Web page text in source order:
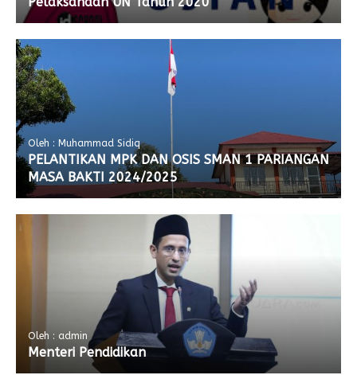
Oleh : Muhammad Sidiq
PELANTIKAN MPK DAN OSIS SMAN 1 PARIANGAN
MASA BAKTI 2024/2025
Oleh : admin
Menteri Pendidikan